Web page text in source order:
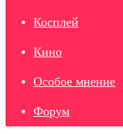
Косплей
Кино
Особое мнение
Форум